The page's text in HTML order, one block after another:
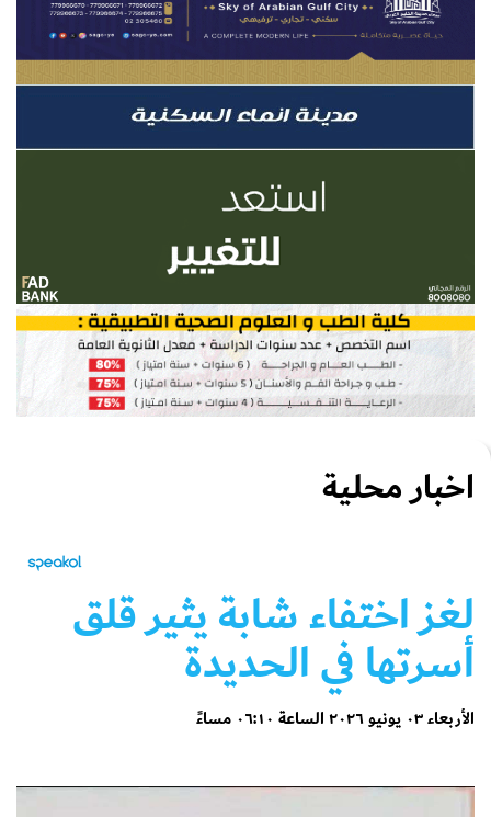
اخبار محلية
لغز اختفاء شابة يثير قلق
أسرتها في الحديدة
الأربعاء ٠٣ يونيو ٢٠٢٦ الساعة ٠٦:١٠ مساءً